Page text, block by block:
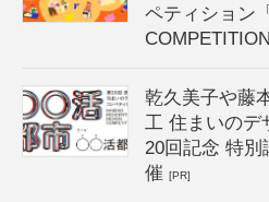
ペティション
乾久美子や藤
工 住まいのデ
20回記念 特別
催[PR]